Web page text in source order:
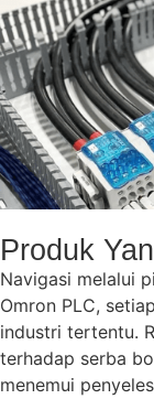
Produk
Navigasi melalui
Omron PLC,
industri tertentu.
terhadap serba
menemui